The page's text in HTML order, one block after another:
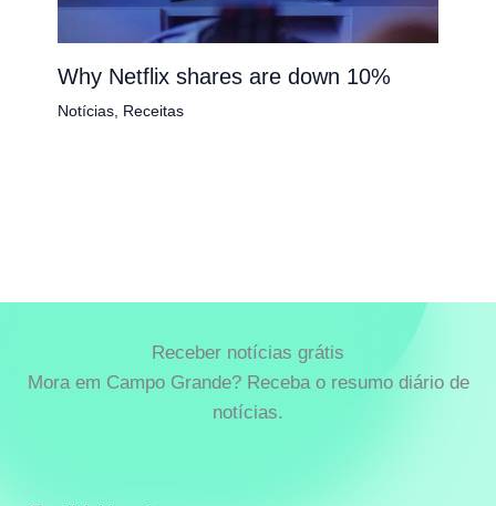
Why Netflix shares are down 10%
Notícias, Receitas
Receber notícias grátis
Mora em Campo Grande? Receba o resumo diário de
notícias.